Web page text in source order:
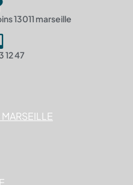
13011 marseille
12 47